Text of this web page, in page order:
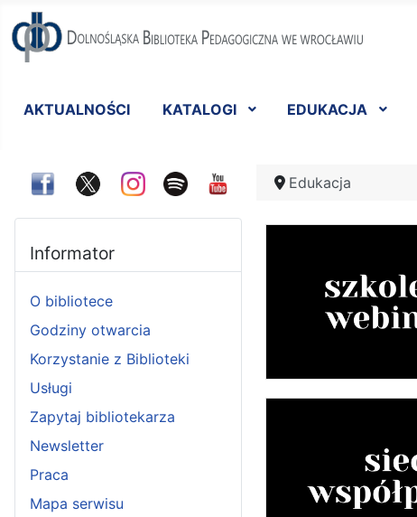
AKTUALNOŚCI KATALOGI EDUKACJA
Informator
O bibliotece
Godziny otwarcia
Korzystanie z Biblioteki
Usługi
Zapytaj bibliotekarza
Newsletter
Praca
Mapa serwisu
Edukacja